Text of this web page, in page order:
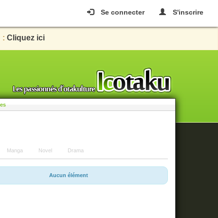
Se connecter S'inscrire
: Cliquez ici
Manga Novel Drama
Aucun élément